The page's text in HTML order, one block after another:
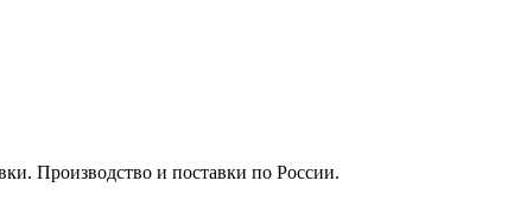
Производство и поставки по России.